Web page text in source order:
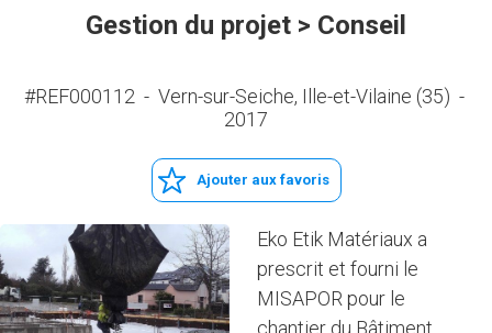
Gestion du projet > Conseil
#REF000112 - Vern-sur-Seiche, Ille-et-Vilaine (35) -
2017
Ajouter aux favoris
Eko Etik Matériaux a
prescrit et fourni le
MISAPOR pour le
chantier du Bâtiment